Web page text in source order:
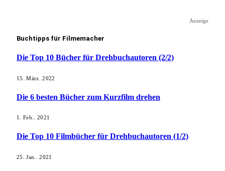
Anzeige
Buchtipps für Filmemacher
Die Top 10 Bücher für Drehbuchautoren (2/2)
15. März. 2022
Die 6 besten Bücher zum Kurzfilm drehen
1. Feb.. 2021
Die Top 10 Filmbücher für Drehbuchautoren (1/2)
25. Jan.. 2021